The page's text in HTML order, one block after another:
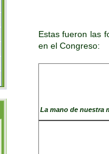
Estas fueron las
en el Congreso:
La mano de nuestra